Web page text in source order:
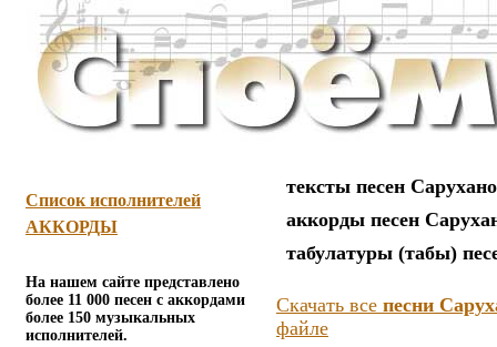
Список исполнителей
АККОРДЫ
На нашем сайте представлено
более 11 000 песен с аккордами
более 150 музыкальных
исполнителей.
тексты песен
аккорды песен
табулатуры (табы)
Скачать все песни
файле